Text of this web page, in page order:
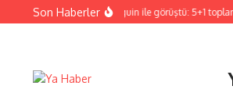
İçeriğe atlaSon Haberler
Hristodulidis, Holguin ile görüştü: 5+1 toplantı için